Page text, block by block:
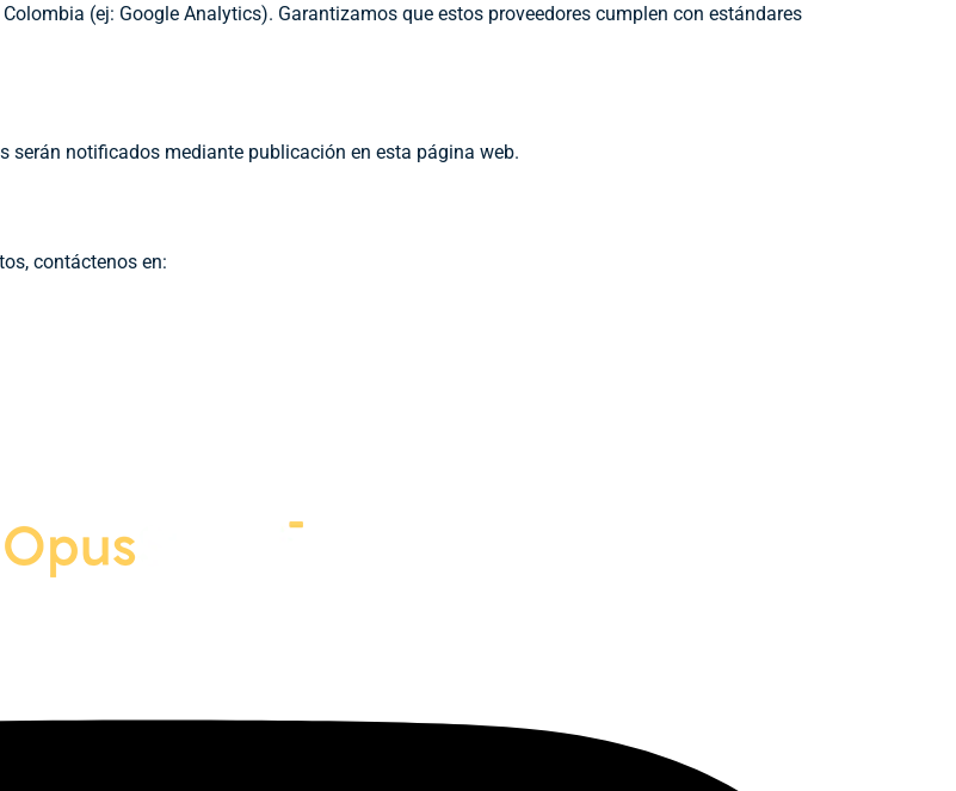
(ej: Google Analytics). Garantizamos que estos proveedores cumplen con estándares
serán notificados mediante publicación en esta página web.
contáctenos en: